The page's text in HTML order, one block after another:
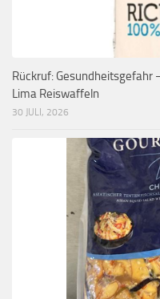
Rückruf: Gesundheitsgefahr
Lima Reiswaffeln
30 JULI, 2026